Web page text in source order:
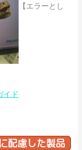
【エラーとし
イド